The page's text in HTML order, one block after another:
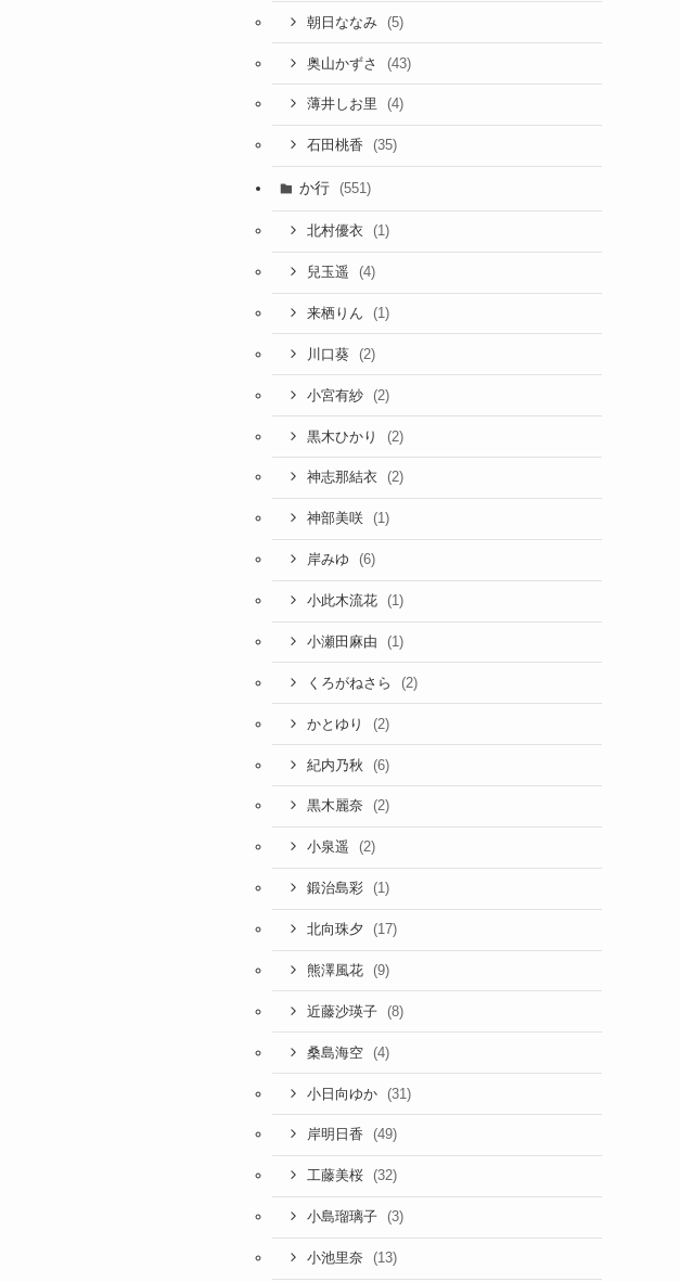
朝日ななみ (5)
奥山かずさ (43)
薄井しお里 (4)
石田桃香 (35)
か行 (551)
北村優衣 (1)
兒玉遥 (4)
来栖りん (1)
川口葵 (2)
小宮有紗 (2)
黒木ひかり (2)
神志那結衣 (2)
神部美咲 (1)
岸みゆ (6)
小此木流花 (1)
小瀬田麻由 (1)
くろがねさら (2)
かとゆり (2)
紀内乃秋 (6)
黒木麗奈 (2)
小泉遥 (2)
鍛治島彩 (1)
北向珠夕 (17)
熊澤風花 (9)
近藤沙瑛子 (8)
桑島海空 (4)
小日向ゆか (31)
岸明日香 (49)
工藤美桜 (32)
小島瑠璃子 (3)
小池里奈 (13)